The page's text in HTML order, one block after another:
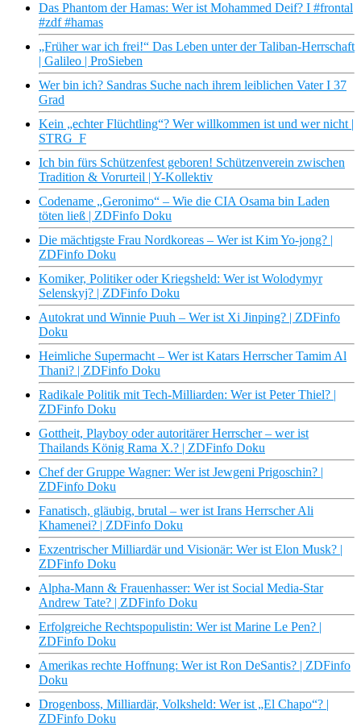
Das Phantom der Hamas: Wer ist Mohammed Deif? I #frontal
#zdf #hamas
„Früher war ich frei!“ Das Leben unter der Taliban-Herrschaft
| Galileo | ProSieben
Wer bin ich? Sandras Suche nach ihrem leiblichen Vater I 37
Grad
Kein „echter Flüchtling“? Wer willkommen ist und wer nicht |
STRG_F
Ich bin fürs Schützenfest geboren! Schützenverein zwischen
Tradition & Vorurteil | Y-Kollektiv
Codename „Geronimo“ – Wie die CIA Osama bin Laden
töten ließ | ZDFinfo Doku
Die mächtigste Frau Nordkoreas – Wer ist Kim Yo-jong? |
ZDFinfo Doku
Komiker, Politiker oder Kriegsheld: Wer ist Wolodymyr
Selenskyj? | ZDFinfo Doku
Autokrat und Winnie Puuh – Wer ist Xi Jinping? | ZDFinfo
Doku
Heimliche Supermacht – Wer ist Katars Herrscher Tamim Al
Thani? | ZDFinfo Doku
Radikale Politik mit Tech-Milliarden: Wer ist Peter Thiel? |
ZDFinfo Doku
Gottheit, Playboy oder autoritärer Herrscher – wer ist
Thailands König Rama X.? | ZDFinfo Doku
Chef der Gruppe Wagner: Wer ist Jewgeni Prigoschin? |
ZDFinfo Doku
Fanatisch, gläubig, brutal – wer ist Irans Herrscher Ali
Khamenei? | ZDFinfo Doku
Exzentrischer Milliardär und Visionär: Wer ist Elon Musk? |
ZDFinfo Doku
Alpha-Mann & Frauenhasser: Wer ist Social Media-Star
Andrew Tate? | ZDFinfo Doku
Erfolgreiche Rechtspopulistin: Wer ist Marine Le Pen? |
ZDFinfo Doku
Amerikas rechte Hoffnung: Wer ist Ron DeSantis? | ZDFinfo
Doku
Drogenboss, Milliardär, Volksheld: Wer ist „El Chapo“? |
ZDFinfo Doku